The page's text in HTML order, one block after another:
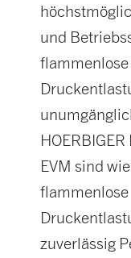
und
EVM sind
flammenlose
zuverlässig